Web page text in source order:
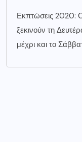
Εκπτώσεις 2020:
ξεκινούν τη
μέχρι και το